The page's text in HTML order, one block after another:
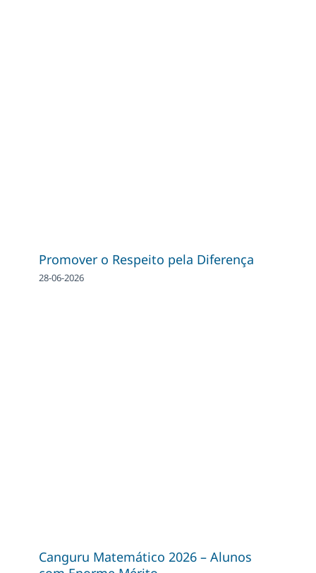
Promover o Respeito pela Diferença
28-06-2026
Canguru Matemático 2026 – Alunos